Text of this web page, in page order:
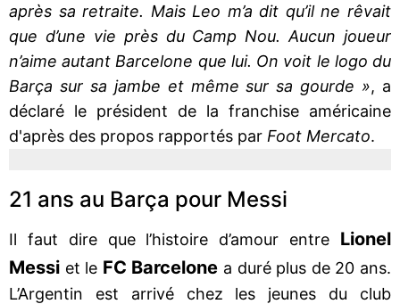
après sa retraite. Mais Leo m’a dit qu’il ne rêvait
que d’une vie près du Camp Nou. Aucun joueur
n’aime autant Barcelone que lui. On voit le logo du
Barça sur sa jambe et même sur sa gourde », a
déclaré le président de la franchise américaine
d'après des propos rapportés par Foot Mercato.
21 ans au Barça pour Messi
Il faut dire que l’histoire d’amour entre Lionel
Messi et le FC Barcelone a duré plus de 20 ans.
L’Argentin est arrivé chez les jeunes du club